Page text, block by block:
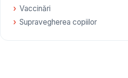
Vaccinări
Supravegherea copiilor